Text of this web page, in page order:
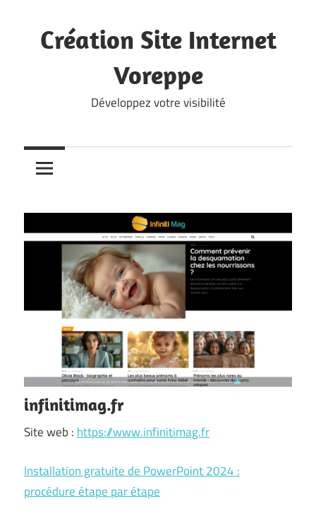
content
Création Site Internet
Voreppe
Développez votre visibilité
infinitimag.fr
Site web : https://www.infinitimag.fr
Installation gratuite de PowerPoint 2024 :
procédure étape par étape